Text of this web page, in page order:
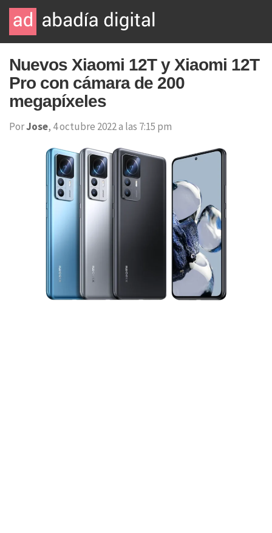
Nuevos Xiaomi 12T y Xiaomi 12T
Pro con cámara de 200
megapíxeles
PorJose, 4 octubre 2022 a las 7:15 pm